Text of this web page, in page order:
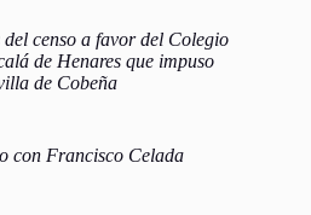
censo a favor del Colegio
de Henares que impuso
de Cobeña
con Francisco Celada